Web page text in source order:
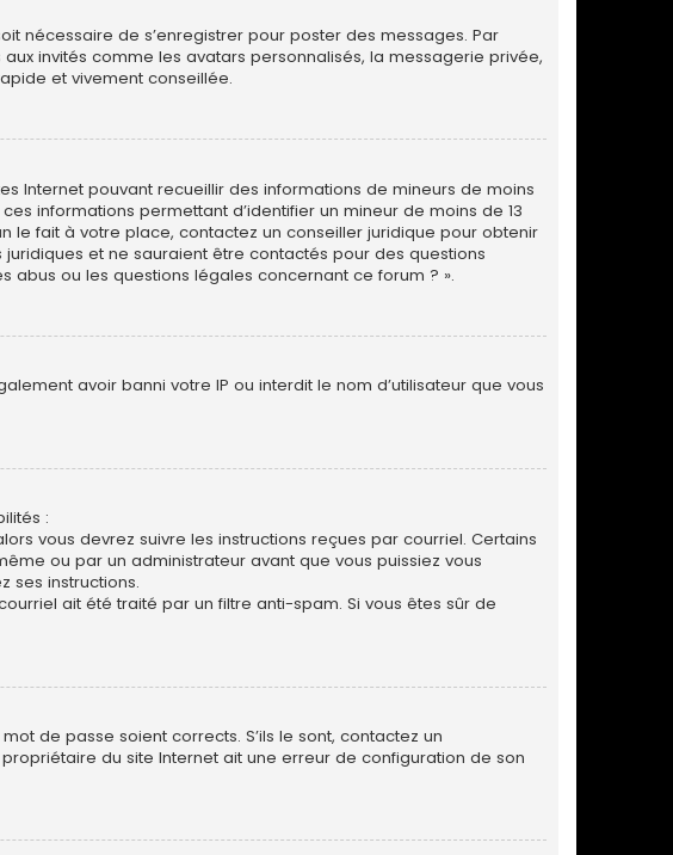
nécessaire de s’enregistrer pour poster des messages. Par
invités comme les avatars personnalisés, la messagerie privée,
et vivement conseillée.
Internet pouvant recueillir des informations de mineurs de moins
informations permettant d’identifier un mineur de moins de 13
le fait à votre place, contactez un conseiller juridique pour obtenir
et ne sauraient être contactés pour des questions
abus ou les questions légales concernant ce forum ? ».
avoir banni votre IP ou interdit le nom d’utilisateur que vous
:
vous devrez suivre les instructions reçues par courriel. Certains
ou par un administrateur avant que vous puissiez vous
ses instructions.
ait été traité par un filtre anti-spam. Si vous êtes sûr de
de passe soient corrects. S’ils le sont, contactez un
du site Internet ait une erreur de configuration de son